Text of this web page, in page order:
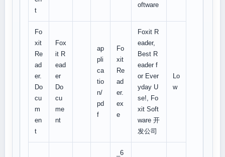
t
oftware
Fo
xit
Re
ad
er.
Do
cu
m
en
t
Fox
it R
ead
er
Do
cu
me
nt
ap
pli
ca
tio
n/
pd
f
Fo
xit
Re
ad
er.
ex
e
Foxit R
eader,
Best R
eader f
or Ever
yday U
se!, Fo
xit Soft
ware 开
发公司
Lo
w
_6